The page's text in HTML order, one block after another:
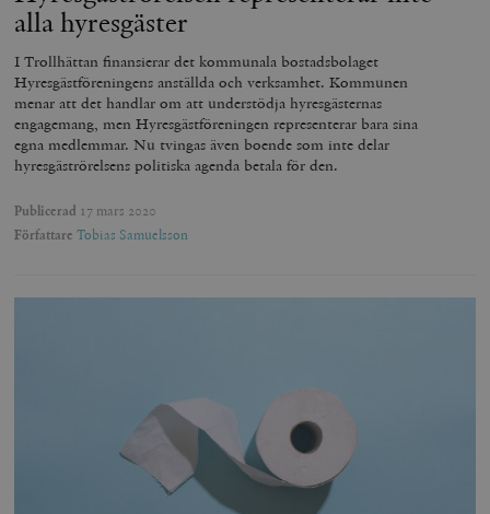
alla hyresgäster
I Trollhättan finansierar det kommunala bostadsbolaget
Hyresgästföreningens anställda och verksamhet. Kommunen
menar att det handlar om att understödja hyresgästernas
engagemang, men Hyresgästföreningen representerar bara sina
egna medlemmar. Nu tvingas även boende som inte delar
hyresgäströrelsens politiska agenda betala för den.
Publicerad 17 mars 2020
Författare Tobias Samuelsson